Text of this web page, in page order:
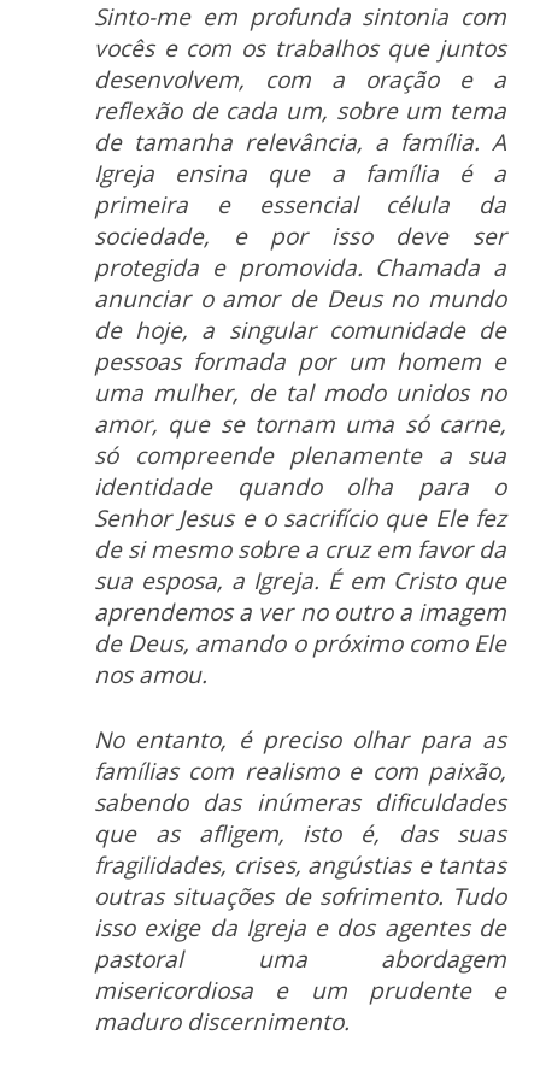
Sinto-me em profunda sintonia com
vocês e com os trabalhos que juntos
desenvolvem, com a oração e a
reflexão de cada um, sobre um tema
de tamanha relevância, a família. A
Igreja ensina que a família é a
primeira e essencial célula da
sociedade, e por isso deve ser
protegida e promovida. Chamada a
anunciar o amor de Deus no mundo
de hoje, a singular comunidade de
pessoas formada por um homem e
uma mulher, de tal modo unidos no
amor, que se tornam uma só carne,
só compreende plenamente a sua
identidade quando olha para o
Senhor Jesus e o sacrifício que Ele fez
de si mesmo sobre a cruz em favor da
sua esposa, a Igreja. É em Cristo que
aprendemos a ver no outro a imagem
de Deus, amando o próximo como Ele
nos amou.
No entanto, é preciso olhar para as
famílias com realismo e com paixão,
sabendo das inúmeras dificuldades
que as afligem, isto é, das suas
fragilidades, crises, angústias e tantas
outras situações de sofrimento. Tudo
isso exige da Igreja e dos agentes de
pastoral uma abordagem
misericordiosa e um prudente e
maduro discernimento.